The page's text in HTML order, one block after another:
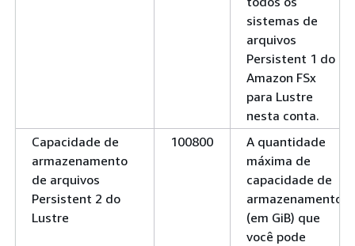
sistemas de
arquivos
Persistent 1 do
Amazon FSx
para Lustre
nesta conta.
Capacidade de
armazenamento
de arquivos
Persistent 2 do
Lustre
100800
A quantidade
máxima de
capacidade de
armazenamento
(em GiB) que
você pode